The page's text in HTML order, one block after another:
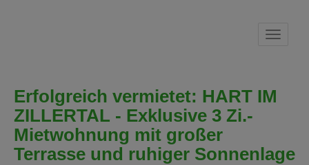
Erfolgreich vermietet: HART IM
ZILLERTAL - Exklusive 3 Zi.-
Mietwohnung mit großer
Terrasse und ruhiger Sonnenlage